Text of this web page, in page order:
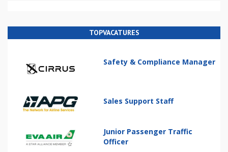
TOPVACATURES
Safety & Compliance Manager
Sales Support Staff
Junior Passenger Traffic
Officer